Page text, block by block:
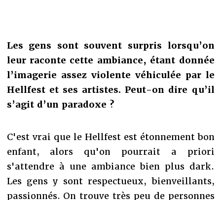
Les gens sont souvent surpris lorsqu’on
leur raconte cette ambiance, étant donnée
l’imagerie assez violente véhiculée par le
Hellfest et ses artistes. Peut-on dire qu’il
s’agit d’un paradoxe ?
C'est vrai que le Hellfest est étonnement bon
enfant, alors qu'on pourrait a priori
s'attendre à une ambiance bien plus dark.
Les gens y sont respectueux, bienveillants,
passionnés. On trouve très peu de personnes